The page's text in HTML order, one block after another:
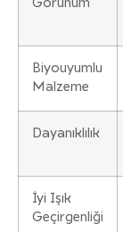
Görünüm
Biyouyumlu
Malzeme
Dayanıklılık
İyi Işık
Geçirgenliği